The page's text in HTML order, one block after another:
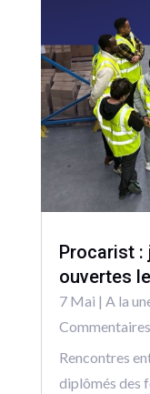
Procarist :
ouvertes
7 Mai | A la
Commentaires
Rencontres
diplômés des